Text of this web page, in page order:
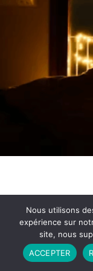
Partenariat
Copyright © 2026 -
Nous utilisons
expérience sur
site, nous
ACCEPTER